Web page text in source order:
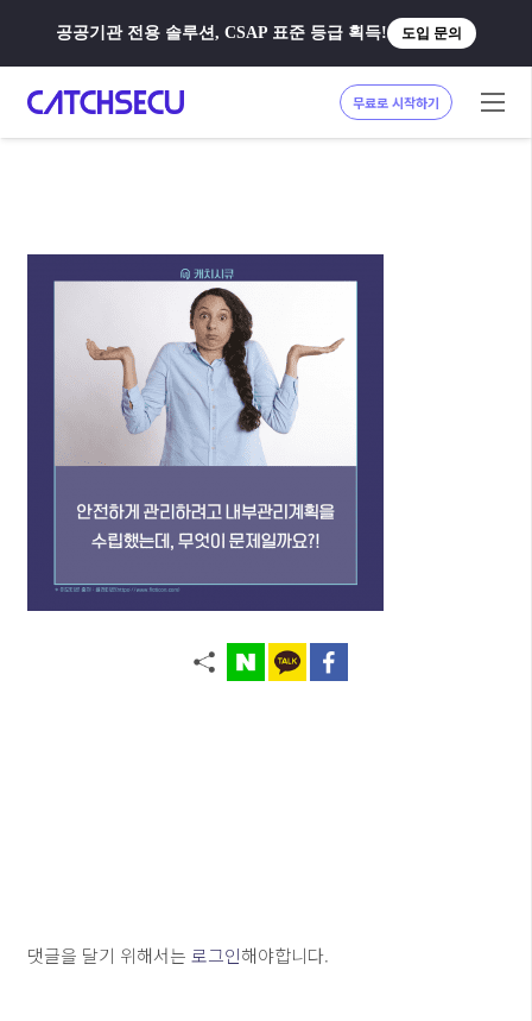
공공기관 전용 솔루션, CSAP 표준 등급 획득! 도입 문의
무료로 시작하기
댓글을 달기 위해서는 로그인해야합니다.